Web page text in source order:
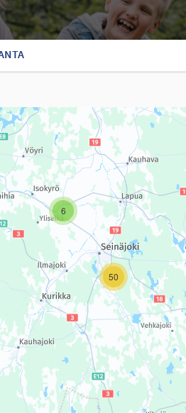
karttapisteinä. Elementtiä voi
6
50